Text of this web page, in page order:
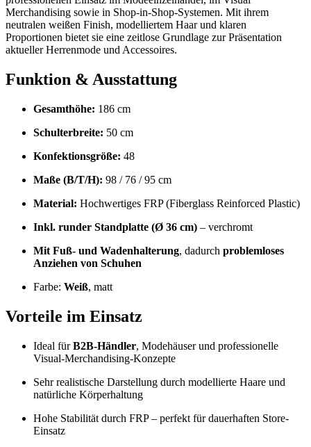
Merchandising sowie in Shop-in-Shop-Systemen. Mit ihrem
neutralen weißen Finish, modelliertem Haar und klaren
Proportionen bietet sie eine zeitlose Grundlage zur Präsentation
aktueller Herrenmode und Accessoires.
Funktion & Ausstattung
Gesamthöhe: 186 cm
Schulterbreite: 50 cm
Konfektionsgröße: 48
Maße (B/T/H): 98 / 76 / 95 cm
Material: Hochwertiges FRP (Fiberglass Reinforced Plastic)
Inkl. runder Standplatte (Ø 36 cm) – verchromt
Mit Fuß- und Wadenhalterung, dadurch problemloses
Anziehen von Schuhen
Farbe: Weiß, matt
Vorteile im Einsatz
Ideal fürB2B-Händler, Modehäuser und professionelle
Visual-Merchandising-Konzepte
Sehr realistische Darstellung durch modellierte Haare und
natürliche Körperhaltung
Hohe Stabilität durch FRP – perfekt für dauerhaften Store-
Einsatz